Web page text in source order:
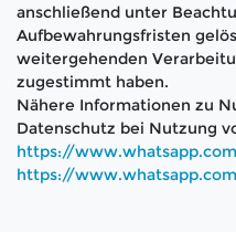
anschließend unter
Aufbewahrungsfristen
weitergehenden
zugestimmt haben.
Nähere Informationen zu
Datenschutz bei Nutzung
https://
https://